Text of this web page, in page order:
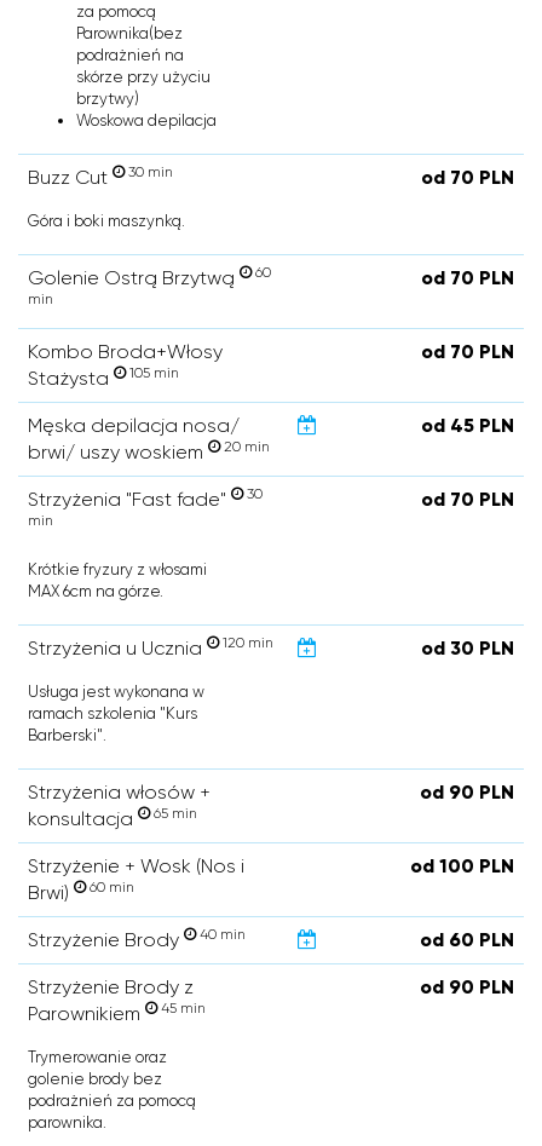
za pomocą
Parownika(bez
podrażnień na
skórze przy użyciu
brzytwy)
Woskowa depilacja
Buzz Cut 30 min od 70 PLN
Góra i boki maszynką.
Golenie Ostrą Brzytwą
60
min
od 70 PLN
Kombo Broda+Włosy
Stażysta
105 min
od 70 PLN
Męska depilacja nosa/
brwi/ uszy woskiem
20 min
od 45 PLN
Strzyżenia "Fast fade"
30
min
od 70 PLN
Krótkie fryzury z włosami
MAX 6cm na górze.
Strzyżenia u Ucznia 120 min od 30 PLN
Usługa jest wykonana w
ramach szkolenia "Kurs
Barberski".
Strzyżenia włosów +
konsultacja
65 min
od 90 PLN
Strzyżenie + Wosk (Nos i
Brwi)
60 min
od 100 PLN
Strzyżenie Brody 40 min od 60 PLN
Strzyżenie Brody z
Parownikiem
45 min
od 90 PLN
Trymerowanie oraz
golenie brody bez
podrażnień za pomocą
parownika.